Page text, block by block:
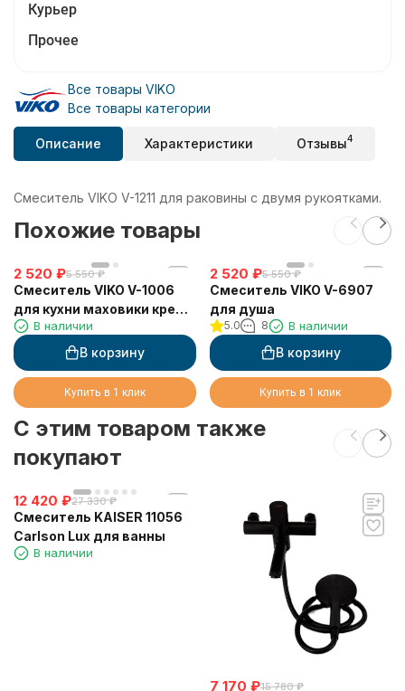
Курьер
Прочее
Все товары VIKO
Все товары категории
Описание Характеристики Отзывы4
Смеситель VIKO V-1211 для раковины с двумя рукоятками.
Похожие товары
2 520 ₽5 550 ₽
Смеситель VIKO V-1006
для кухни маховики крест
керамика
В наличии
В корзину
Купить в 1 клик
2 520 ₽5 550 ₽
Смеситель VIKO V-6907
для душа
5.0 8 В наличии
В корзину
Купить в 1 клик
C этим товаром также
покупают
12 420 ₽27 330 ₽
Смеситель KAISER 11056
Carlson Lux для ванны
В наличии
7 170 ₽15 780 ₽